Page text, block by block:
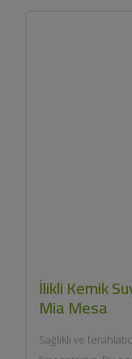
İlikli Kemik
Mia Mesa
Sağlıklı ve